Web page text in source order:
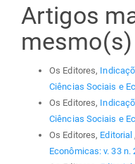
Artigos
Os Editores,
Ciências Sociais e
Os Editores,
Ciências Sociais e
Os Editores, Editorial,
Econômicas: v. 33 n.